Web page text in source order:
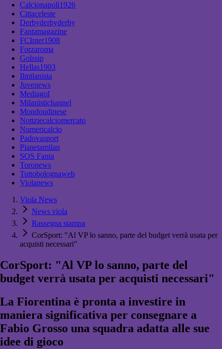
Calcionapoli1926
Cittaceleste
Derbyderbyderby
Fantamagazine
FCInter1908
Forzaroma
Golssip
Hellas1903
Ilmilanista
Juvenews
Mediagol
Milanistichannel
Mondoudinese
Notiziecalciomercato
Numericalcio
Padovasport
Pianetamilan
SOS Fanta
Toronews
Tuttobolognaweb
Violanews
Viola News
News viola
Rassegna stampa
CorSport: "Al VP lo sanno, parte del budget verrà usata per
acquisti necessari"
CorSport: "Al VP lo sanno, parte del
budget verrà usata per acquisti necessari"
La Fiorentina è pronta a investire in
maniera significativa per consegnare a
Fabio Grosso una squadra adatta alle sue
idee di gioco